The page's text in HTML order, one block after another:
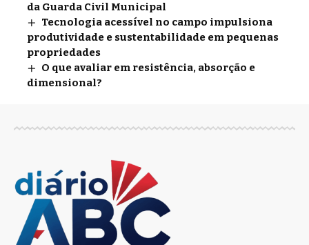
da Guarda Civil Municipal
Tecnologia acessível no campo impulsiona
produtividade e sustentabilidade em pequenas
propriedades
O que avaliar em resistência, absorção e
dimensional?